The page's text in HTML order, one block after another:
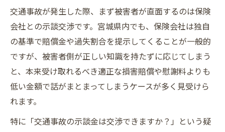
交通事故が発生した際、まず被害者が直面するのは保険
会社との示談交渉です。宮城県内でも、保険会社は独自
の基準で賠償金や過失割合を提示してくることが一般的
ですが、被害者側が正しい知識を持たずに応じてしまう
と、本来受け取れるべき適正な損害賠償や慰謝料よりも
低い金額で話がまとまってしまうケースが多く見受けら
れます。
特に「交通事故の示談金は交渉できますか？」という疑